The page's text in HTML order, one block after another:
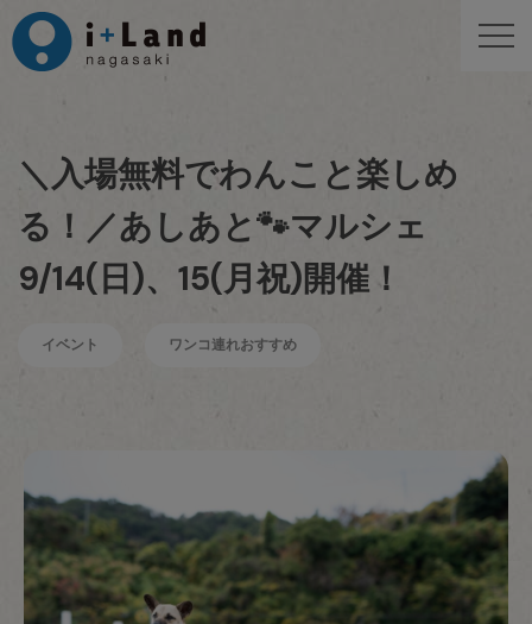
＼入場無料でわんこと楽しめ
る！／あしあと🐾マルシェ
9/14(日)、15(月祝)開催！
イベント ワンコ連れおすすめ